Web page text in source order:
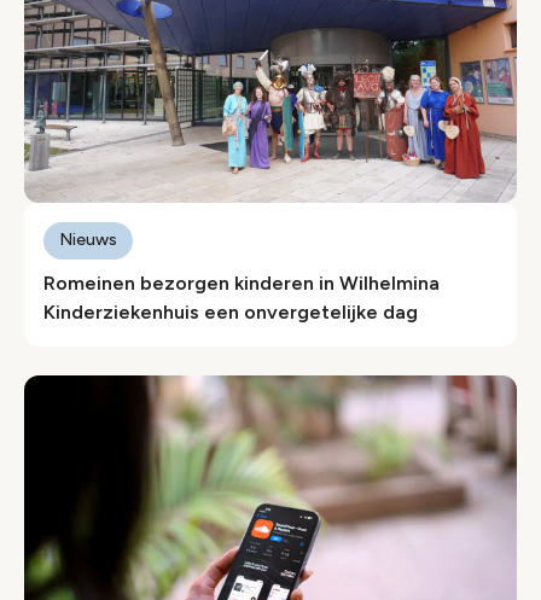
Romeinen bezorgen kinderen in Wilhelmina
Kinderziekenhuis een onvergetelijke dag
Nieuws